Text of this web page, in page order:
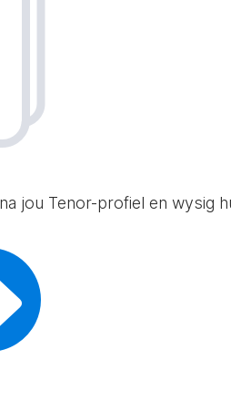
jou Tenor-profiel en wysig